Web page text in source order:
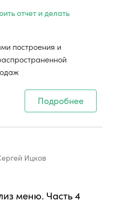
отчет и делать
построения и
Подробнее
Ицков
меню. Часть 4